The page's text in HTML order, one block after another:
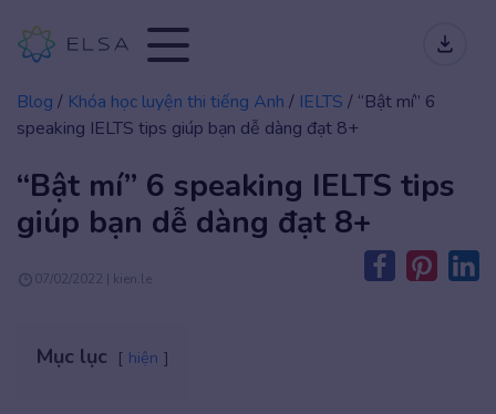
Blog / Khóa học luyện thi tiếng Anh / IELTS / “Bật mí” 6
speaking IELTS tips giúp bạn dễ dàng đạt 8+
“Bật mí” 6 speaking IELTS tips
giúp bạn dễ dàng đạt 8+
07/02/2022 | kien.le
Mục lục hiện